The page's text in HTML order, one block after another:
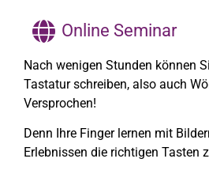
Online Seminar
Nach wenigen Stunden können
Tastatur schreiben, also auch
Versprochen!
Denn Ihre Finger lernen mit
Erlebnissen die richtigen Tasten